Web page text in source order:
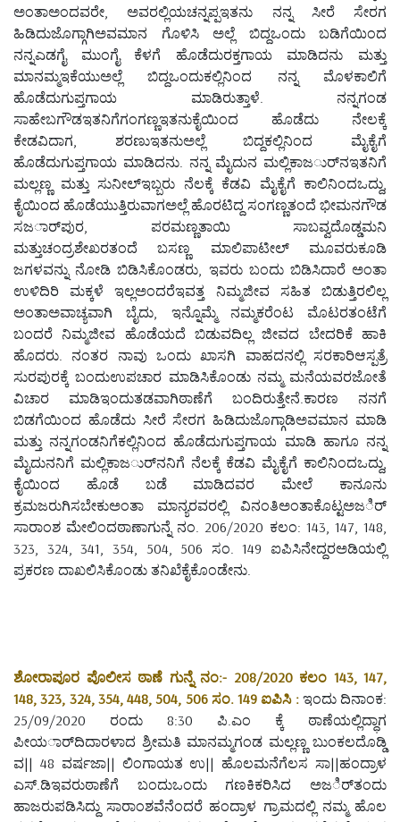
ಅಂತಾಅಂದವರೇ, ಅವರಲ್ಲಿಯಚನ್ನಪ್ಪಇತನು ನನ್ನ ಸೀರೆ ಸೇರಗ
ಹಿಡಿದುಜೊಗ್ಗಾಗಿಅವಮಾನ ಗೊಳಿಸಿ ಅಲ್ಲೆ ಬಿದ್ದಒಂದು ಬಡಿಗೆಯಿಂದ
ನನ್ನಎಡಗೈ ಮುಂಗೈ ಕೆಳಗೆ ಹೊಡೆದುರಕ್ತಗಾಯ ಮಾಡಿದನು ಮತ್ತು
ಮಾನಮ್ಮಇಕೆಯುಅಲ್ಲೆ ಬಿದ್ದಒಂದುಕಲ್ಲಿನಿಂದ ನನ್ನ ಮೊಳಕಾಲಿಗೆ
ಹೊಡೆದುಗುಪ್ತಗಾಯ ಮಾಡಿರುತ್ತಾಳೆ. ನನ್ನಗಂಡ
ಸಾಹೇಬಗೌಡಇತನಿಗೆಗಂಗಣ್ಣಇತನುಕೈಯಿಂದ ಹೊಡೆದು ನೇಲಕ್ಕೆ
ಕೇಡವಿದಾಗ, ಶರಣುಇತನುಅಲ್ಲೆ ಬಿದ್ದಕಲ್ಲಿನಿಂದ ಮೈಕೈಗೆ
ಹೊಡೆದುಗುಪ್ತಗಾಯ ಮಾಡಿದನು. ನನ್ನ ಮೈದುನ ಮಲ್ಲಿಕಾಜರ್ುನಇತನಿಗೆ
ಮಲ್ಲಣ್ಣ ಮತ್ತು ಸುನೀಲ್ಇಬ್ಬರು ನೆಲಕ್ಕೆ ಕೆಡವಿ ಮೈಕೈಗೆ ಕಾಲಿನಿಂದಒದ್ದು,
ಕೈಯಿಂದ ಹೊಡೆಯುತ್ತಿರುವಾಗಅಲ್ಲೆ ಹೊರಟಿದ್ದ ಸಂಗಣ್ಣತಂದೆ ಭೀಮನಗೌಡ
ಸಜರ್ಾಪುರ, ಪರಮಣ್ಣತಾಯಿ ಸಾಬವ್ವದೊಡ್ಡಮನಿ
ಮತ್ತುಚಂದ್ರಶೇಖರತಂದೆ ಬಸಣ್ಣ ಮಾಲಿಪಾಟೀಲ್ ಮೂವರುಕೂಡಿ
ಜಗಳವನ್ನು ನೋಡಿ ಬಿಡಿಸಿಕೊಂಡರು, ಇವರು ಬಂದು ಬಿಡಿಸಿದಾರೆ ಅಂತಾ
ಉಳಿದಿರಿ ಮಕ್ಕಳೆ ಇಲ್ಲಅಂದರೆಇವತ್ತ ನಿಮ್ಮಜೀವ ಸಹಿತ ಬಿಡುತ್ತಿರಲಿಲ್ಲ
ಅಂತಾಅವಾಚ್ಯವಾಗಿ ಬೈದು, ಇನ್ನೊಮ್ಮೆ ನಮ್ಮಕರೆಂಟ ಮೊಟರತಂಟೆಗೆ
ಬಂದರೆ ನಿಮ್ಮಜೀವ ಹೊಡೆಯದೆ ಬಿಡುವದಿಲ್ಲ ಜೀವದ ಬೇದರಿಕೆ ಹಾಕಿ
ಹೊದರು. ನಂತರ ನಾವು ಒಂದು ಖಾಸಗಿ ವಾಹದನಲ್ಲಿ ಸರಕಾರಿಆಸ್ಪತ್ರೆ
ಸುರಪುರಕ್ಕೆ ಬಂದುಉಪಚಾರ ಮಾಡಿಸಿಕೊಂಡು ನಮ್ಮ ಮನೆಯವರಜೋತೆ
ವಿಚಾರ ಮಾಡಿಇಂದುತಡವಾಗಿಠಾಣೆಗೆ ಬಂದಿರುತ್ತೇನೆ.ಕಾರಣ ನನಗೆ
ಬಿಡಗೆಯಿಂದ ಹೊಡೆದು ಸೀರೆ ಸೇರಗ ಹಿಡಿದುಜೊಗ್ಗಾಡಿಅವಮಾನ ಮಾಡಿ
ಮತ್ತು ನನ್ನಗಂಡನಿಗೆಕಲ್ಲಿನಿಂದ ಹೊಡೆದುಗುಪ್ತಗಾಯ ಮಾಡಿ ಹಾಗೂ ನನ್ನ
ಮೈದುನನಿಗೆ ಮಲ್ಲಿಕಾಜರ್ುನನಿಗೆ ನೆಲಕ್ಕೆ ಕೆಡವಿ ಮೈಕೈಗೆ ಕಾಲಿನಿಂದಒದ್ದು,
ಕೈಯಿಂದ ಹೊಡೆ ಬಡೆ ಮಾಡಿದವರ ಮೇಲೆ ಕಾನೂನು
ಕ್ರಮಜರುಗಿಸಬೇಕುಅಂತಾ ಮಾನ್ಯರವರಲ್ಲಿ ವಿನಂತಿಅಂತಾಕೊಟ್ಟಅಜರ್ಿ
ಸಾರಾಂಶ ಮೇಲಿಂದಠಾಣಾಗುನ್ನೆ ನಂ. 206/2020 ಕಲಂ: 143, 147, 148,
323, 324, 341, 354, 504, 506 ಸಂ. 149 ಐಪಿಸಿನೇದ್ದರಅಡಿಯಲ್ಲಿ
ಪ್ರಕರಣ ದಾಖಲಿಸಿಕೊಂಡು ತನಿಖೆಕೈಕೊಂಡೇನು.
ಶೋರಾಪೂರ ಪೊಲೀಸ ಠಾಣೆ ಗುನ್ನೆ ನಂ:- 208/2020 ಕಲಂ 143, 147,
148, 323, 324, 354, 448, 504, 506 ಸಂ. 149 ಐಪಿಸಿ :ಇಂದು ದಿನಾಂಕ:
25/09/2020 ರಂದು 8:30 ಪಿ.ಎಂ ಕ್ಕೆ ಠಾಣೆಯಲ್ಲಿದ್ಧಾಗ
ಪೀಯರ್ಾದಿದಾರಳಾದ ಶ್ರೀಮತಿ ಮಾನಮ್ಮಗಂಡ ಮಲ್ಲಣ್ಣ ಬುಂಕಲದೊಡ್ಡಿ
ವ|| 48 ವರ್ಷಜಾ|| ಲಿಂಗಾಯತ ಉ|| ಹೊಲಮನೆಗೆಲಸ ಸಾ||ಹಂದ್ರಾಳ
ಎಸ್.ಡಿಇವರುಠಾಣೆಗೆ ಬಂದುಒಂದು ಗಣಕಿಕರಿಸಿದ ಅಜರ್ಿತಂದು
ಹಾಜರುಪಡಿಸಿದ್ದು ಸಾರಾಂಶವೆನೆಂದರೆ ಹಂದ್ರಾಳ ಗ್ರಾಮದಲ್ಲಿ ನಮ್ಮ ಹೊಲ